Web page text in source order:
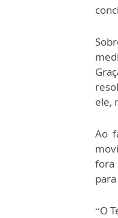
ele,
Ao
fora
“O